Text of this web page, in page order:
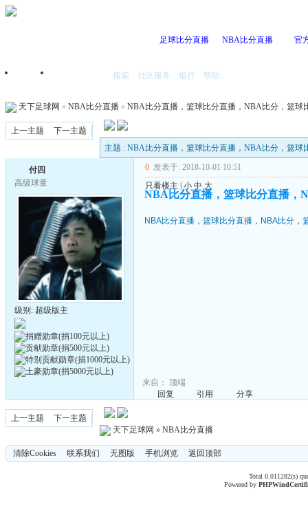
足球比分直播 NBA比分直播 官
首页 搜索 社区服务 银行 帮助
天下足球网 » NBA比分直播 » NBA比分直播，篮球比分直播，NBA比分，篮球
上一主题
下一主题
主题 : NBA比分直播，篮球比分直播，NBA比分，篮球
付四
高级球童
级别: 超级版主
0 发表于: 2018-10-01 10:51
只看楼主
小 中 大
NBA比分直播，篮球比分直播，
NBA比分直播 ， 篮球比分直播 ， NBA比分 ，
来自： 顶端
回复
引用 分享
上一主题
下一主题
天下足球网 » NBA比分直播
清除Cookies 联系我们 无图版 手机浏览 返回顶部
Total 0.011282(s)
Powered byPHPWind